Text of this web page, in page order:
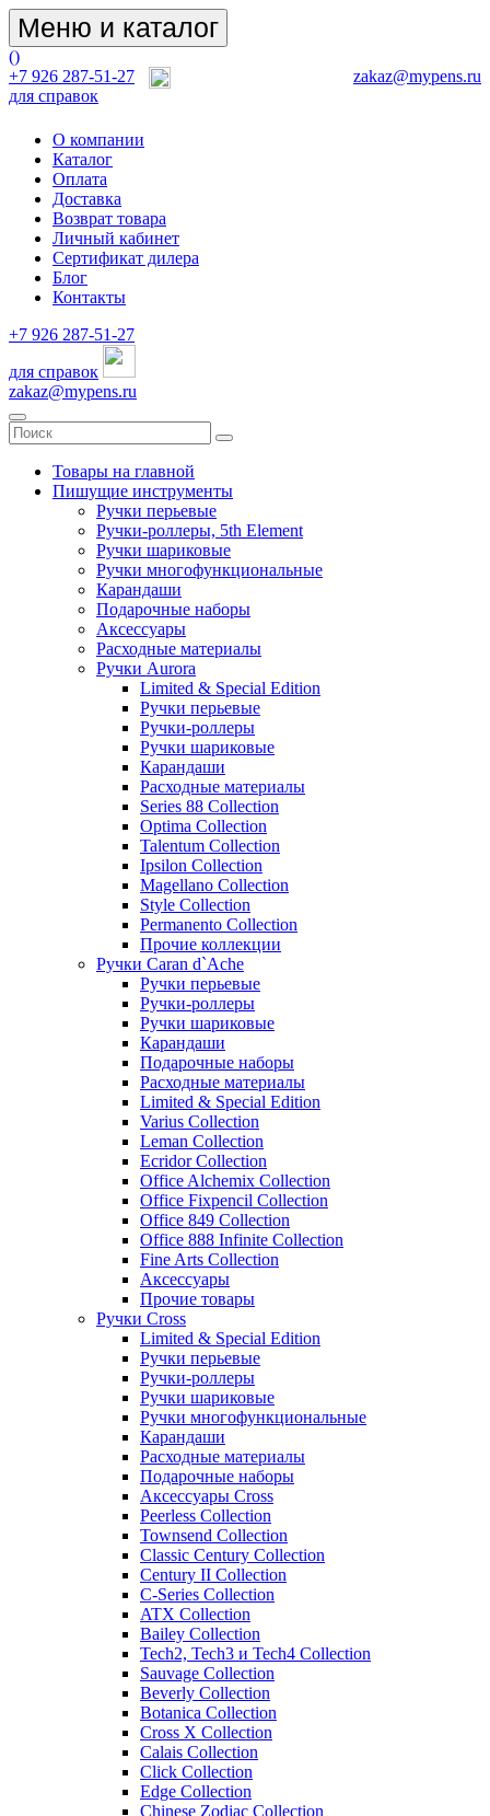
Меню и каталог
()
+7 926 287-51-27
для справок
zakaz@mypens.ru
О компании
Каталог
Оплата
Доставка
Возврат товара
Личный кабинет
Сертификат дилера
Блог
Контакты
+7 926 287-51-27
для справок
zakaz@mypens.ru
Товары на главной
Пишущие инструменты
Ручки перьевые
Ручки-роллеры, 5th Element
Ручки шариковые
Ручки многофункциональные
Карандаши
Подарочные наборы
Аксессуары
Расходные материалы
Ручки Aurora
Limited & Special Edition
Ручки перьевые
Ручки-роллеры
Ручки шариковые
Карандаши
Расходные материалы
Series 88 Collection
Optima Collection
Talentum Collection
Ipsilon Collection
Magellano Collection
Style Collection
Permanento Collection
Прочие коллекции
Ручки Caran d`Ache
Ручки перьевые
Ручки-роллеры
Ручки шариковые
Карандаши
Подарочные наборы
Расходные материалы
Limited & Special Edition
Varius Collection
Leman Collection
Ecridor Collection
Office Alchemix Collection
Office Fixpencil Collection
Office 849 Collection
Office 888 Infinite Collection
Fine Arts Collection
Аксессуары
Прочие товары
Ручки Cross
Limited & Special Edition
Ручки перьевые
Ручки-роллеры
Ручки шариковые
Ручки многофункциональные
Карандаши
Расходные материалы
Подарочные наборы
Аксессуары Cross
Peerless Collection
Townsend Collection
Classic Century Collection
Century II Collection
C-Series Collection
ATX Collection
Bailey Collection
Tech2, Tech3 и Tech4 Collection
Sauvage Collection
Beverly Collection
Botanica Collection
Cross X Collection
Calais Collection
Click Collection
Edge Collection
Chinese Zodiac Collection